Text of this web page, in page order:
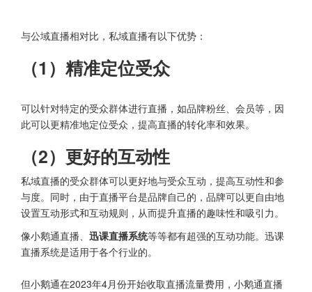
与公域直播相对比，私域直播有以下优势：
（1）精准定位受众
可以针对特定的受众群体进行直播，如品牌粉丝、会员等，因
此可以更精准地定位受众，提高直播的转化率和效果。
（2）更好的互动性
私域直播的受众群体可以更好地与受众互动，提高互动性和参
与度。同时，由于直播平台是品牌自己的，品牌可以更自由地
设置互动形式和互动规则，从而提升直播的趣味性和吸引力。
像小鹅通直播、 迅课直播系统等等都有超强的互动功能。迅课
直播系统是适用于各个行业的。
但小鹅通在2023年4月份开始收取直播流量费用，小鹅通直播